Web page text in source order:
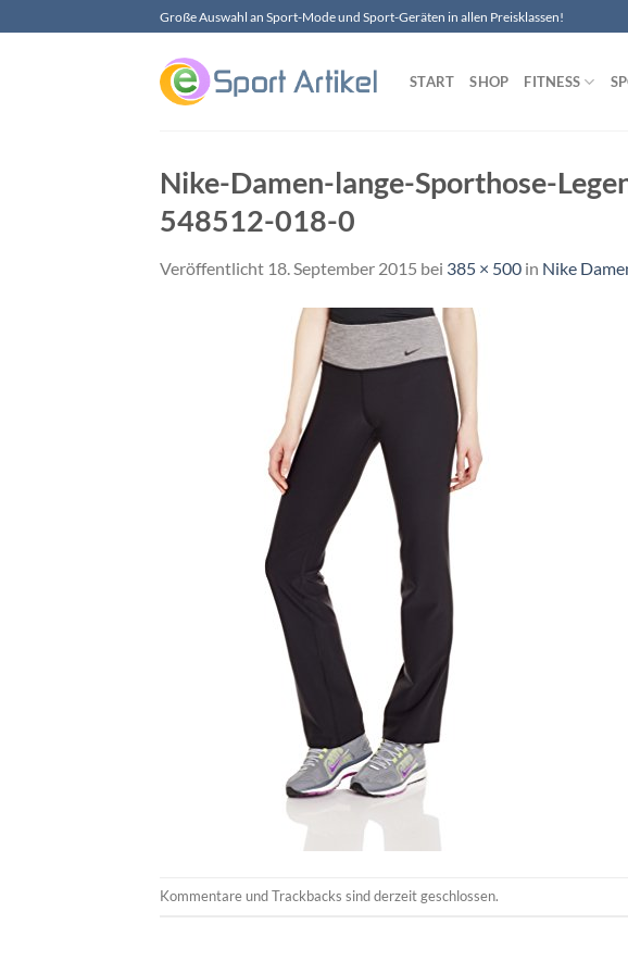
Inhalt
Große Auswahl an Sport-Mode und Sport-Geräten in allen Preisklassen!
START SHOP FITNESS
Nike-Damen-lange-Sporthose-
548512-018-0
Veröffentlicht 18. September 2015 bei 385 × 500 in Nike
Kommentare und Trackbacks sind derzeit geschlossen.